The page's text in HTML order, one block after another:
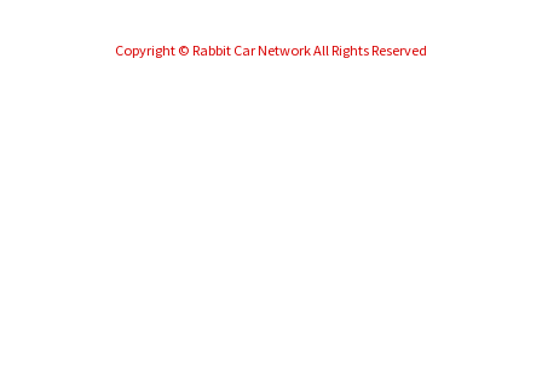
Copyright © Rabbit Car Network All Rights Reserved